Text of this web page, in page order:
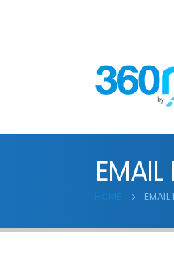
EMAIL
HOME